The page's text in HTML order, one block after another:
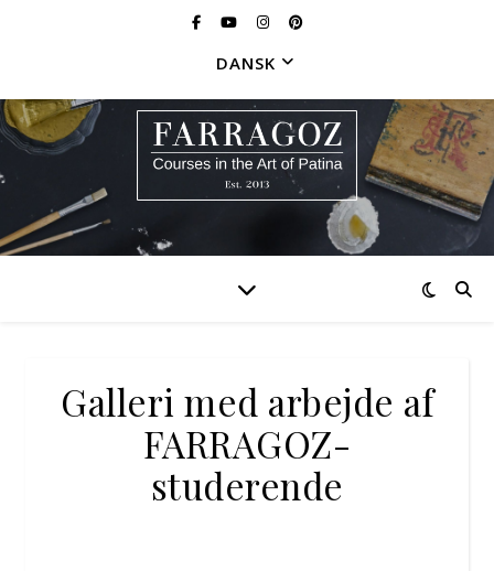
DANSK
Galleri med arbejde af
FARRAGOZ-
studerende